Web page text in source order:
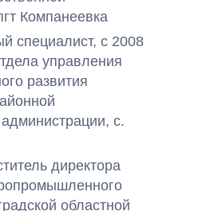
Компанеевка
специалист, с 2008
управления
развития
с.
директора
областной